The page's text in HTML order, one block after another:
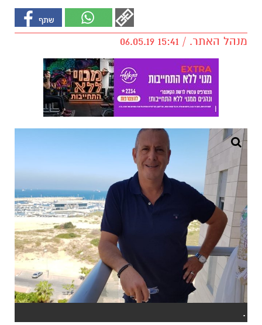
מנהל האתר. / 15:41 06.05.19
.